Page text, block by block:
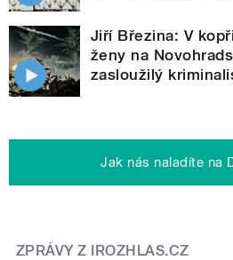
Jiří Březina: V
ženy na
zasloužilý
Jak nás naladíte na
ZPRÁVY Z IROZHLAS.CZ